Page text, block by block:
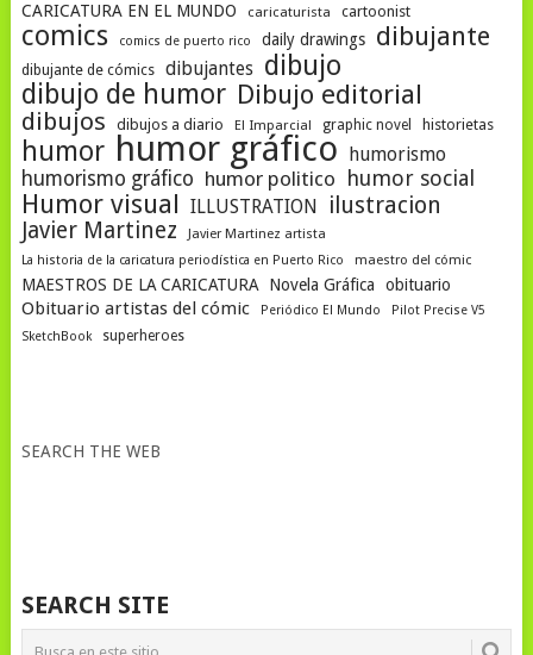
CARICATURA EN EL MUNDO caricaturista cartoonist
comics comics de puerto rico daily drawings dibujante
dibujante de cómics dibujantes dibujo
dibujo de humor Dibujo editorial
dibujos dibujos a diario El Imparcial graphic novel historietas
humor humor gráfico humorismo
humorismo gráfico humor politico humor social
Humor visual ILLUSTRATION
ilustracion
Javier Martinez
Javier Martinez artista
La historia de la caricatura periodística en Puerto Rico
maestro del cómic
MAESTROS DE LA CARICATURA Novela Gráfica obituario
Obituario artistas del cómic Periódico El Mundo
Pilot Precise V5
SketchBook
superheroes
SEARCH THE WEB
SEARCH SITE